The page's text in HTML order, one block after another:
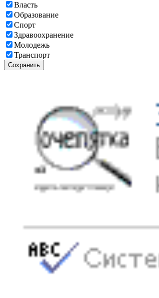
Власть
Образование
Спорт
Здравоохранение
Молодежь
Транспорт
Сохранить